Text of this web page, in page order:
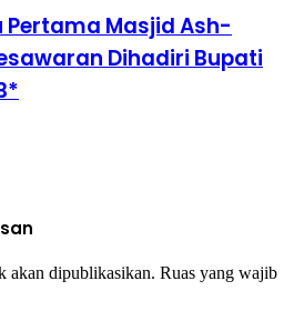
Pertama Masjid Ash-
Dihadiri Bupati
akan dipublikasikan. Ruas yang wajib